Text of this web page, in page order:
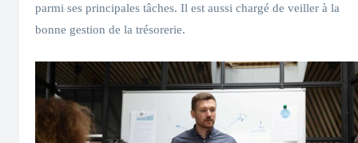
parmi ses principales tâches. Il est aussi chargé de veiller à la
bonne gestion de la trésorerie.